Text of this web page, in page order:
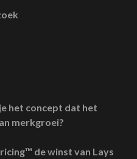
het concept dat het
merkgroei?
de winst van Lays